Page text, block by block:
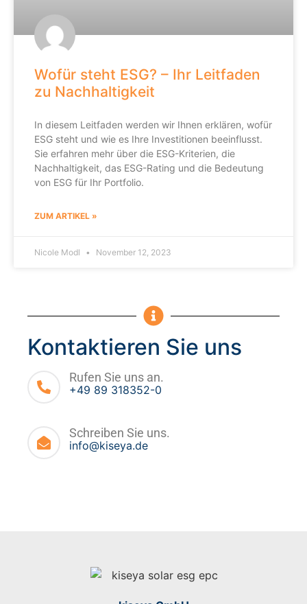
Wofür steht ESG? – Ihr Leitfaden
zu Nachhaltigkeit
In diesem Leitfaden werden wir Ihnen erklären, wofür
ESG steht und wie es Ihre Investitionen beeinflusst.
Sie erfahren mehr über die ESG-Kriterien, die
Nachhaltigkeit, das ESG-Rating und die Bedeutung
von ESG für Ihr Portfolio.
ZUM ARTIKEL »
Nicole Modl November 12, 2023
Kontaktieren Sie uns
Rufen Sie uns an.
+49 89 318352-0
Schreiben Sie uns.
info@kiseya.de